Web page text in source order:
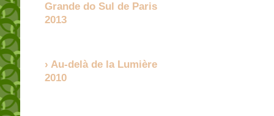
Grande do Sul de Paris
2013
Au-delà de la Lumière
2010